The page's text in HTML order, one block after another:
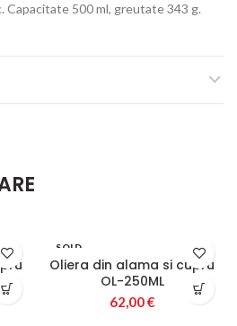
Capacitate 500 ml, greutate 343 g.
SOLD
OUT
Oliera din alama si cupru
OL-250ML
62,00€